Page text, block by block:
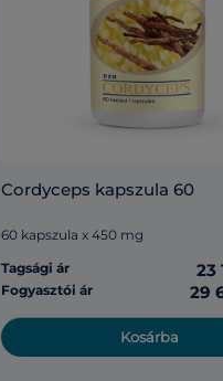
Cordyceps kapszula 60
60 kapszula x 450 mg
Tagsági ár
23
Fogyasztói ár 29
Kosárba